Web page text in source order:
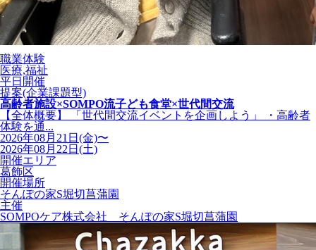
職業体験
医療,福祉
平日開催
提案(企業課題型)
高齢者施設×SOMPO流子ども食堂×世代間交流
【全体概要】 「世代間交流イベントを企画しよう」 ・高齢者
体験を通...
2026年08月21日(金)〜
2026年08月22日(土)
開催エリア
葛飾区
開催場所
そんぽの家S堀切菖蒲園
主催
SOMPOケア株式会社 そんぽの家S堀切菖蒲園